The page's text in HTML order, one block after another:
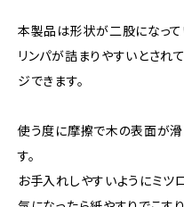
本製品は形状が二股になって
リンパが詰まりやすいとされ
ジできます。
使う度に摩擦で木の表面が
す。
お手入れしやすいようにミツ